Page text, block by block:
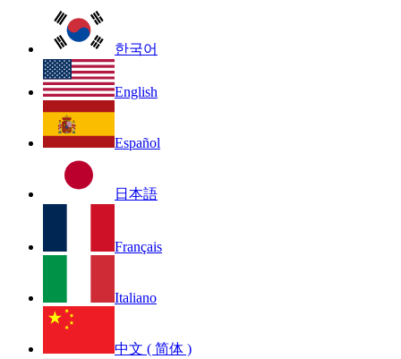
한국어
English
Español
日本語
Français
Italiano
中文 ( 简体 )